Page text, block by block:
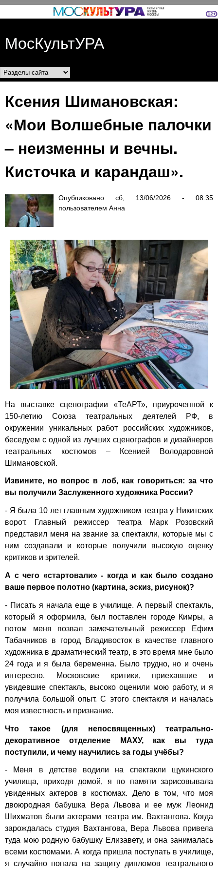
Перейти к основному
МосКультУРА
Разделы сайта
Ксения Шимановская:
«Мои Волшебные палочки
– неизменны и вечны.
Кисточка и карандаш».
Опубликовано сб, 13/06/2026 - 08:35
пользователем Анна
На выставке сценографии «ТеАРТ», приуроченной к
150-летию Союза театральных деятелей РФ, в
окружении уникальных работ российских художников,
беседуем с одной из лучших сценографов и дизайнеров
театральных костюмов – Ксенией Володаровной
Шимановской.
Извините, но вопрос в лоб, как говориться: за что
вы получили Заслуженного художника России?
- Я была 10 лет главным художником театра у Никитских
ворот. Главный режиссер театра Марк Розовский
представил меня на звание за спектакли, которые мы с
ним создавали и которые получили высокую оценку
критиков и зрителей.
А с чего «стартовали» - когда и как было создано
ваше первое полотно (картина, эскиз, рисунок)?
- Писать я начала еще в училище. А первый спектакль,
который я оформила, был поставлен городе Кимры, а
потом меня позвал замечательный режиссер Ефим
Табачников в город Владивосток в качестве главного
художника в драматический театр, в это время мне было
24 года и я была беременна. Было трудно, но и очень
интересно. Московские критики, приехавшие и
увидевшие спектакль, высоко оценили мою работу, и я
получила большой опыт. С этого спектакля и началась
моя известность и признание.
Что такое (для непосвященных) театрально-
декоративное отделение МАХУ, как вы туда
поступили, и чему научились за годы учёбы?
- Меня в детстве водили на спектакли щукинского
училища, приходя домой, я по памяти зарисовывала
увиденных актеров в костюмах. Дело в том, что моя
двоюродная бабушка Вера Львова и ее муж Леонид
Шихматов были актерами театра им. Вахтангова. Когда
зарождалась студия Вахтангова, Вера Львова привела
туда мою родную бабушку Елизавету, и она занималась
всеми костюмами. А когда пришла поступать в училище,
я случайно попала на защиту дипломов театрального